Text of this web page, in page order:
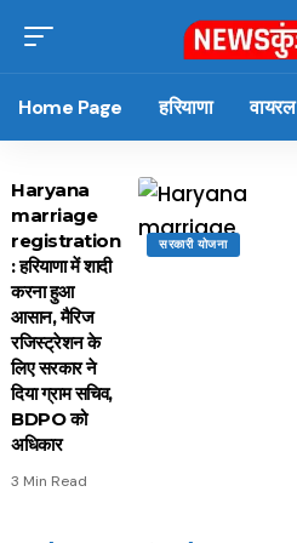
Home Page हरियाणा वायरल
सरकारी योजना
Haryana
marriage
registration
: हरियाणा में शादी
करना हुआ
आसान, मैरिज
रजिस्ट्रेशन के
लिए सरकार ने
दिया ग्राम सचिव,
BDPO को
अधिकार
3 Min Read
15 नवंबर से लागू होंगे